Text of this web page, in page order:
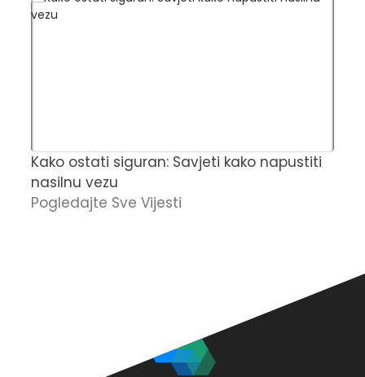
Kako ostati siguran: Savjeti kako napustiti
nasilnu vezu
Pogledajte Sve Vijesti